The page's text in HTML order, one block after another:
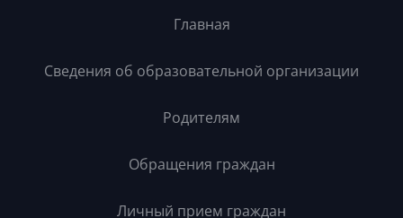
Главная
Сведения об образовательной организации
Родителям
Обращения граждан
Личный прием граждан